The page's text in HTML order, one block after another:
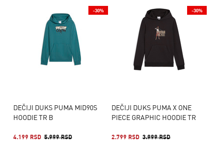
DEČIJI DUKS PUMA MID90S
HOODIE TR B
4.199 RSD 5.999 RSD
-30%
DEČIJI DUKS PUMA X ONE
PIECE GRAPHIC HOODIE TR
2.799 RSD 3.999 RSD
-30%